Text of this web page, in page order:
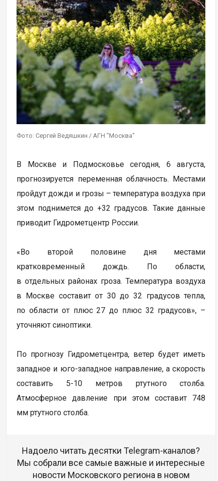
Фото: Сергей Ведяшкин / АГН "Москва"
В Москве и Подмосковье сегодня, 6 августа,
прогнозируется переменная облачность. Местами
пройдут дожди и грозы – температура воздуха при
этом поднимется до +32 градусов. Такие данные
приводит Гидрометцентр России.
«Во второй половине дня местами
кратковременный дождь. По области,
в отдельных районах гроза. Температура воздуха
в Москве составит от 30 до 32 градусов тепла,
по области от плюс 27 до плюс 32 градусов», –
уточняют синоптики.
По прогнозу Гидрометцентра, ветер будет иметь
западное и юго-западное направление, а скорость
составить 5-10 метров ртутного столба.
Атмосферное давление при этом составит 748
мм ртутного столба.
Надоело читать десятки Telegram-каналов?
Мы собрали все самые важные и интересные
новости Московского региона в новом